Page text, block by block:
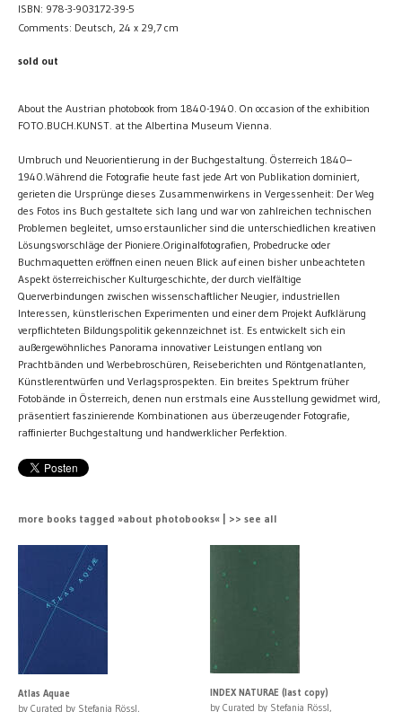
ISBN: 978-3-903172-39-5
Comments: Deutsch, 24 x 29,7 cm
sold out
About the Austrian photobook from 1840-1940. On occasion of the exhibition
FOTO.BUCH.KUNST. at the Albertina Museum Vienna.
Umbruch und Neuorientierung in der Buchgestaltung. Österreich 1840–
1940.Während die Fotografie heute fast jede Art von Publikation dominiert,
gerieten die Ursprünge dieses Zusammenwirkens in Vergessenheit: Der Weg
des Fotos ins Buch gestaltete sich lang und war von zahlreichen technischen
Problemen begleitet, umso erstaunlicher sind die unterschiedlichen kreativen
Lösungsvorschläge der Pioniere.Originalfotografien, Probedrucke oder
Buchmaquetten eröffnen einen neuen Blick auf einen bisher unbeachteten
Aspekt österreichischer Kulturgeschichte, der durch vielfältige
Querverbindungen zwischen wissenschaftlicher Neugier, industriellen
Interessen, künstlerischen Experimenten und einer dem Projekt Aufklärung
verpflichteten Bildungspolitik gekennzeichnet ist. Es entwickelt sich ein
außergewöhnliches Panorama innovativer Leistungen entlang von
Prachtbänden und Werbebroschüren, Reiseberichten und Röntgenatlanten,
Künstlerentwürfen und Verlagsprospekten. Ein breites Spektrum früher
Fotobände in Österreich, denen nun erstmals eine Ausstellung gewidmet wird,
präsentiert faszinierende Kombinationen aus überzeugender Fotografie,
raffinierter Buchgestaltung und handwerklicher Perfektion.
more books tagged »about photobooks« | >> see all
Atlas Aquae
by Curated by Stefania Rössl,
INDEX NATURAE (last copy)
by Curated by Stefania Rössl,